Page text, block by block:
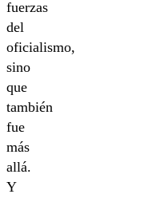
fuerzas
del
oficialismo,
sino
que
también
fue
más
allá.
Y